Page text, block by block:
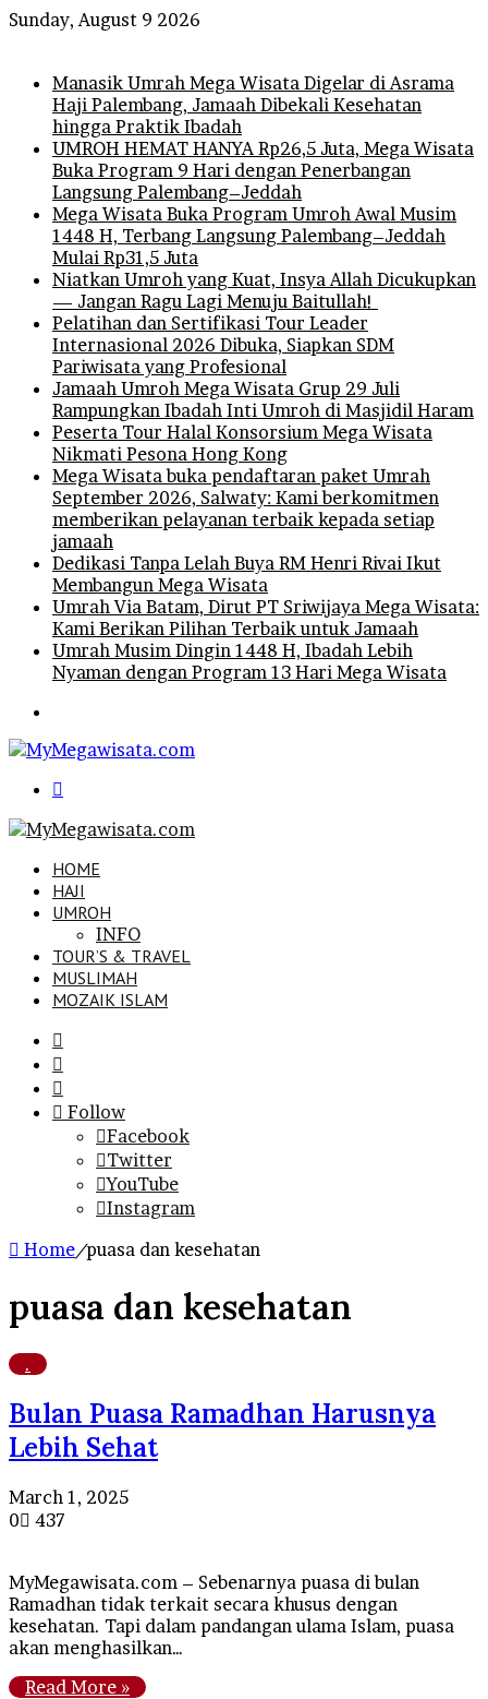
Sunday, August 9 2026
Manasik Umrah Mega Wisata Digelar di Asrama
Haji Palembang, Jamaah Dibekali Kesehatan
hingga Praktik Ibadah
UMROH HEMAT HANYA Rp26,5 Juta, Mega Wisata
Buka Program 9 Hari dengan Penerbangan
Langsung Palembang–Jeddah
Mega Wisata Buka Program Umroh Awal Musim
1448 H, Terbang Langsung Palembang–Jeddah
Mulai Rp31,5 Juta
Niatkan Umroh yang Kuat, Insya Allah Dicukupkan
— Jangan Ragu Lagi Menuju Baitullah!
Pelatihan dan Sertifikasi Tour Leader
Internasional 2026 Dibuka, Siapkan SDM
Pariwisata yang Profesional
Jamaah Umroh Mega Wisata Grup 29 Juli
Rampungkan Ibadah Inti Umroh di Masjidil Haram
Peserta Tour Halal Konsorsium Mega Wisata
Nikmati Pesona Hong Kong
Mega Wisata buka pendaftaran paket Umrah
September 2026, Salwaty: Kami berkomitmen
memberikan pelayanan terbaik kepada setiap
jamaah
Dedikasi Tanpa Lelah Buya RM Henri Rivai Ikut
Membangun Mega Wisata
Umrah Via Batam, Dirut PT Sriwijaya Mega Wisata:
Kami Berikan Pilihan Terbaik untuk Jamaah
Umrah Musim Dingin 1448 H, Ibadah Lebih
Nyaman dengan Program 13 Hari Mega Wisata
HOME
HAJI
UMROH
INFO
TOUR’S & TRAVEL
MUSLIMAH
MOZAIK ISLAM
In
Follow
Facebook
Twitter
YouTube
Instagram
Home/puasa dan kesehatan
puasa dan kesehatan
.
Bulan Puasa Ramadhan Harusnya
Lebih Sehat
March 1, 2025
0
437
MyMegawisata.com – Sebenarnya puasa di bulan
Ramadhan tidak terkait secara khusus dengan
kesehatan. Tapi dalam pandangan ulama Islam, puasa
akan menghasilkan…
Read More »